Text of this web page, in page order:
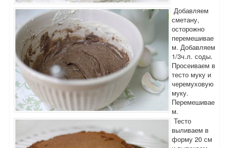
Добавляем
сметану,
осторожно
перемешивае
м. Добавляем
1/3ч.л. соды.
Просеиваем в
тесто муку и
черемуховую
муку.
Перемешивае
м.
Тесто
выливаем в
форму 20 см